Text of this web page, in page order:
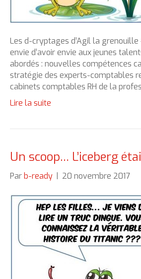
Les d-cryptages d’Agil la
envie d’avoir envie aux jeunes
abordés : nouvelles compétences
stratégie des experts-comptables
cabinets comptables RH de la
Lire la suite
Un scoop… L’iceberg
Par b-ready 20 novembre 2017